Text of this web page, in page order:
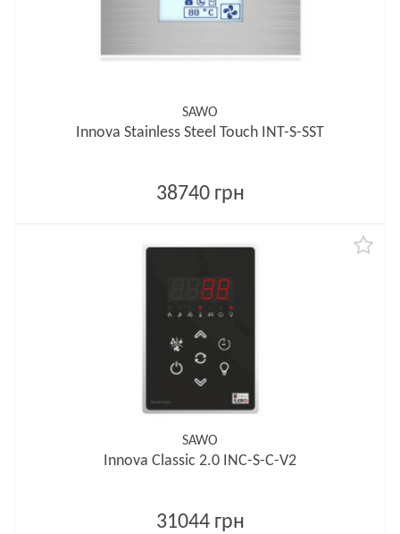
SAWO
Innova Stainless Steel Touch INT-S-SST
38740 грн
SAWO
Innova Classic 2.0 INC-S-C-V2
31044 грн